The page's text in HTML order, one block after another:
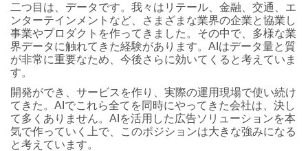
二つ目は、データです。我々はリテール、金融、交通、エ
ンターテインメントなど、さまざまな業界の企業と協業し
事業やプロダクトを作ってきました。その中で、多様な業
界データに触れてきた経験があります。AIはデータ量と質
が非常に重要なため、今後さらに効いてくると考えていま
す。
開発ができ、サービスを作り、実際の運用現場で使い続け
てきた。AIでこれら全てを同時にやってきた会社は、決し
て多くありません。AIを活用した広告ソリューションを本
気で作っていく上で、このポジションは大きな強みになる
と考えています。